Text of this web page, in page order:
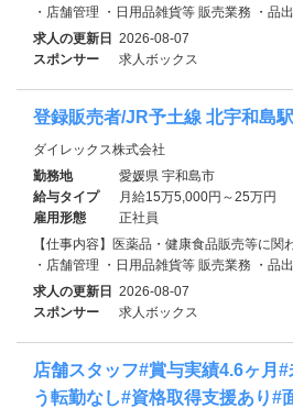
・店舗管理 ・日用品雑貨等 販売業務 ・品
求人の更新日 2026-08-07
スポンサー
求人ボックス
登録販売者/JR予土線 北宇和島
ダイレックス株式会社
勤務地
愛媛県 宇和島市
給与タイプ
月給15万5,000円～25万円
雇用形態
正社員
【仕事内容】医薬品・健康食品販売等に関
・店舗管理 ・日用品雑貨等 販売業務 ・品
求人の更新日 2026-08-07
スポンサー
求人ボックス
店舗スタッフ#賞与実績4.6ヶ月
う転勤なし#資格取得支援あり#